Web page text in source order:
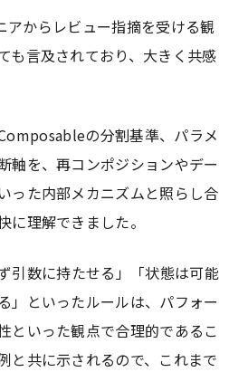
からレビュー指摘を受ける観
も言及されており、大きく共感
の分割基準、パラメ
軸を、再コンポジションやデー
った内部メカニズムと照らし合
に理解できました。
引数に持たせる」「状態は可能
」といったルールは、パフォー
といった観点で合理的であるこ
と共に示されるので、これまで